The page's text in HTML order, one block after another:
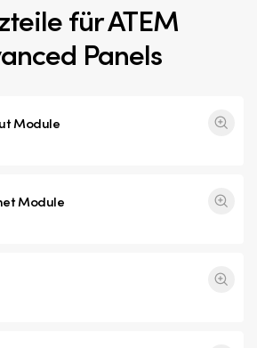
für ATEM
Panels
Module
Module